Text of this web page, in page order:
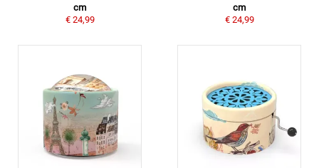
cm
€ 24,99
cm
€ 24,99